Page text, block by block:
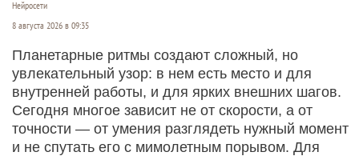
Нейросети
8 августа 2026 в 09:35
Планетарные ритмы создают сложный, но
увлекательный узор: в нем есть место и для
внутренней работы, и для ярких внешних шагов.
Сегодня многое зависит не от скорости, а от
точности — от умения разглядеть нужный момент
и не спутать его с мимолетным порывом. Для